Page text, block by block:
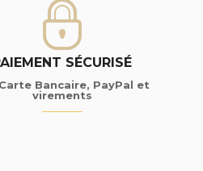
SÉCURISÉ
Bancaire, PayPal et
virements